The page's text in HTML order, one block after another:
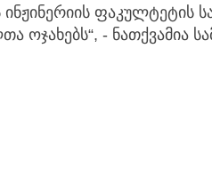
ინჟინერიის ფაკულტეტის
ოჯახებს“, - ნათქვამია